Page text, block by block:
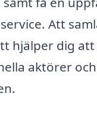
Att
hjälper dig att
aktörer